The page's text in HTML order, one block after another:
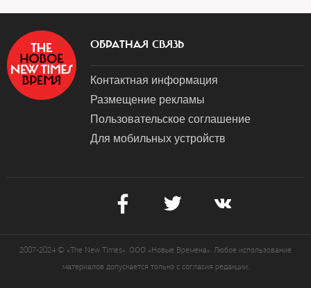
ОБРАТНАЯ СВЯЗЬ
Контактная информация
Размещение рекламы
Пользовательское соглашение
Для мобильных устройств
2007-2024 © «The New Times». ООО «Новые Времена». Любое использование
материалов допускается только с согласия редакции.